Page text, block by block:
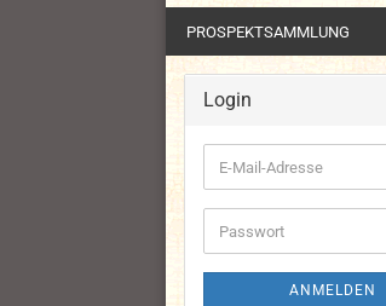
PROSPEKTSAMMLUNG
Login
E-
Mail-
Adresse
Passwort
ANMELDEN